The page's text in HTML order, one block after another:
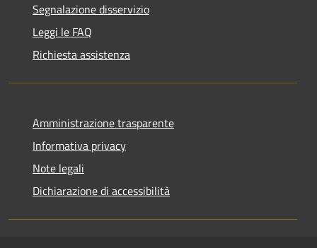
Segnalazione disservizio
Leggi le FAQ
Richiesta assistenza
Amministrazione trasparente
Informativa privacy
Note legali
Dichiarazione di accessibilità